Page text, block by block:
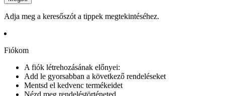
Adja meg a keresőszót a tippek megtekintéséhez.
Fiókom
A fiók létrehozásának előnyei:
Add le gyorsabban a következő rendeléseket
Mentsd el kedvenc termékeidet
Nézd meg rendeléstörténeted